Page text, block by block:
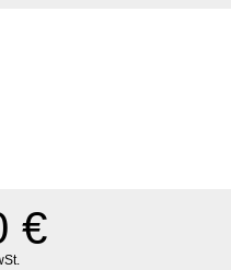
€